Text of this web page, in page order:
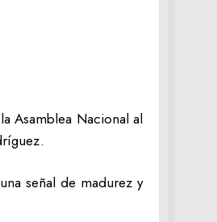
Asamblea Nacional al
señal de madurez y